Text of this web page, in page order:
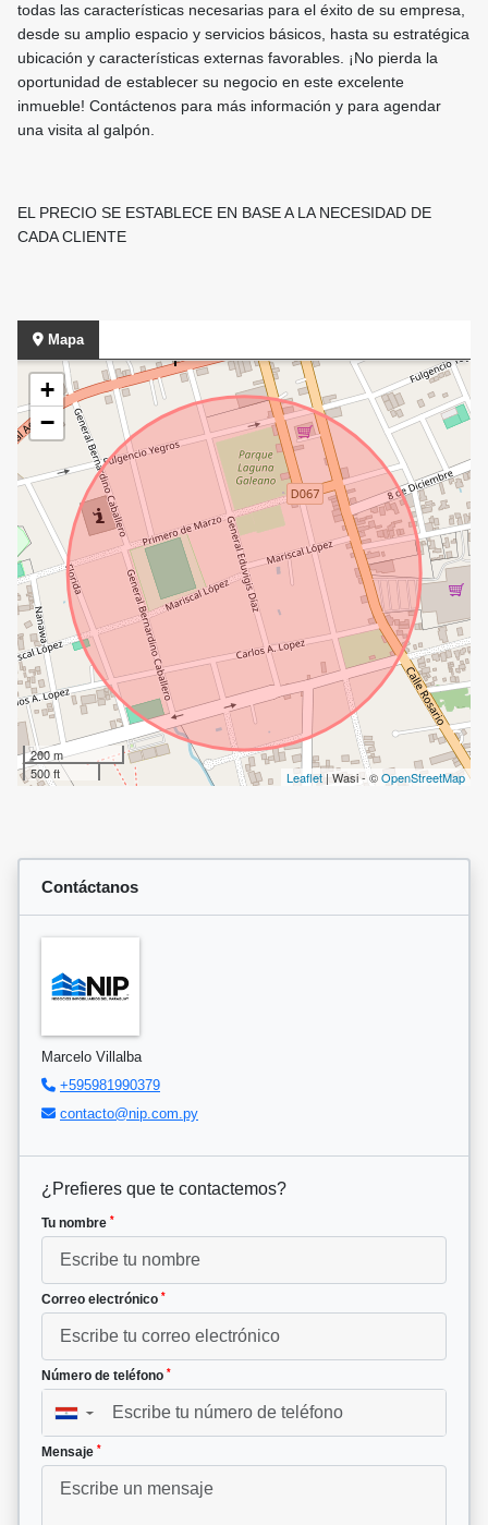
todas las características necesarias para el éxito de su empresa,
desde su amplio espacio y servicios básicos, hasta su estratégica
ubicación y características externas favorables. ¡No pierda la
oportunidad de establecer su negocio en este excelente
inmueble! Contáctenos para más información y para agendar
una visita al galpón.
EL PRECIO SE ESTABLECE EN BASE A LA NECESIDAD DE
CADA CLIENTE
Mapa
+
−
200 m
500 ft
Leaflet | Wasi - ©OpenStreetMap
Contáctanos
Marcelo Villalba
+595981990379
contacto@nip.com.py
¿Prefieres que te contactemos?
Tu nombre *
Correo electrónico *
Número de teléfono *
▼
Mensaje *